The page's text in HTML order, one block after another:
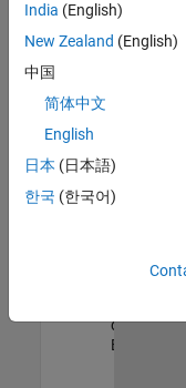
l’ensemble
des
opportunités
votre
région.
SeniorSenior
Engineer
qualité |
India (English)
New Zealand (English)
中国
简体中文
English
日本 (日本語)
한국 (한국어)